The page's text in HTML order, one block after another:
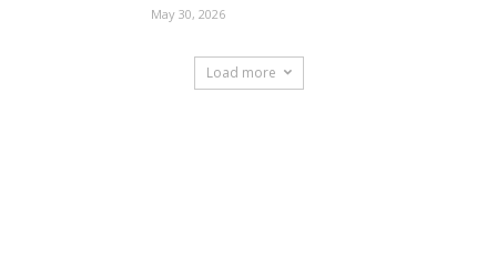
May 30, 2026
Load more